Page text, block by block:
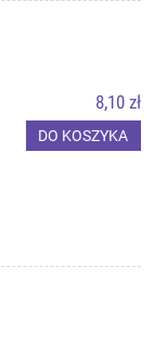
8,10 zł
DO KOSZYKA